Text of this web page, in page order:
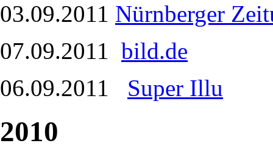
03.09.2011 Nürnberger
07.09.2011 bild.de
06.09.2011 Super Illu
2010